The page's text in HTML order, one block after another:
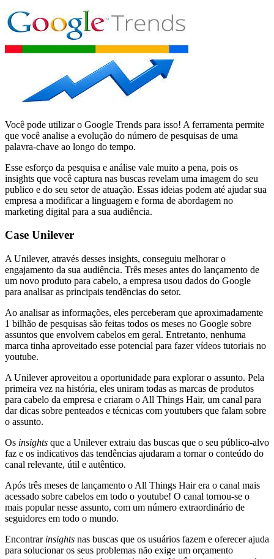
Você pode utilizar o Google Trends para isso! A ferramenta permite
que você analise a evolução do número de pesquisas de uma
palavra-chave ao longo do tempo.
Esse esforço da pesquisa e análise vale muito a pena, pois os
insights que você captura nas buscas revelam uma imagem do seu
publico e do seu setor de atuação. Essas ideias podem até ajudar sua
empresa a modificar a linguagem e forma de abordagem no
marketing digital para a sua audiência.
Case Unilever
A Unilever, através desses insights, conseguiu melhorar o
engajamento da sua audiência. Três meses antes do lançamento de
um novo produto para cabelo, a empresa usou dados do Google
para analisar as principais tendências do setor.
Ao analisar as informações, eles perceberam que aproximadamente
1 bilhão de pesquisas são feitas todos os meses no Google sobre
assuntos que envolvem cabelos em geral. Entretanto, nenhuma
marca tinha aproveitado esse potencial para fazer vídeos tutoriais no
youtube.
A Unilever aproveitou a oportunidade para explorar o assunto. Pela
primeira vez na história, eles uniram todas as marcas de produtos
para cabelo da empresa e criaram o All Things Hair, um canal para
dar dicas sobre penteados e técnicas com youtubers que falam sobre
o assunto.
Os insights que a Unilever extraiu das buscas que o seu público-alvo
faz e os indicativos das tendências ajudaram a tornar o conteúdo do
canal relevante, útil e autêntico.
Após três meses de lançamento o All Things Hair era o canal mais
acessado sobre cabelos em todo o youtube! O canal tornou-se o
mais popular nesse assunto, com um número extraordinário de
seguidores em todo o mundo.
Encontrarinsights nas buscas que os usuários fazem e oferecer ajuda
para solucionar os seus problemas não exige um orçamento